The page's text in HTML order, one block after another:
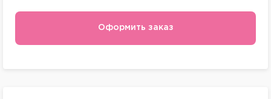
Оформить заказ